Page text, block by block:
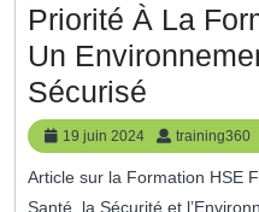
Priorité À La
Un
Sécurisé
À
La
19 juin 2024
19
juin
2024
training360
Article sur la Formation HSE Formation HSE : Priorité à la
Santé, la Sécurité et